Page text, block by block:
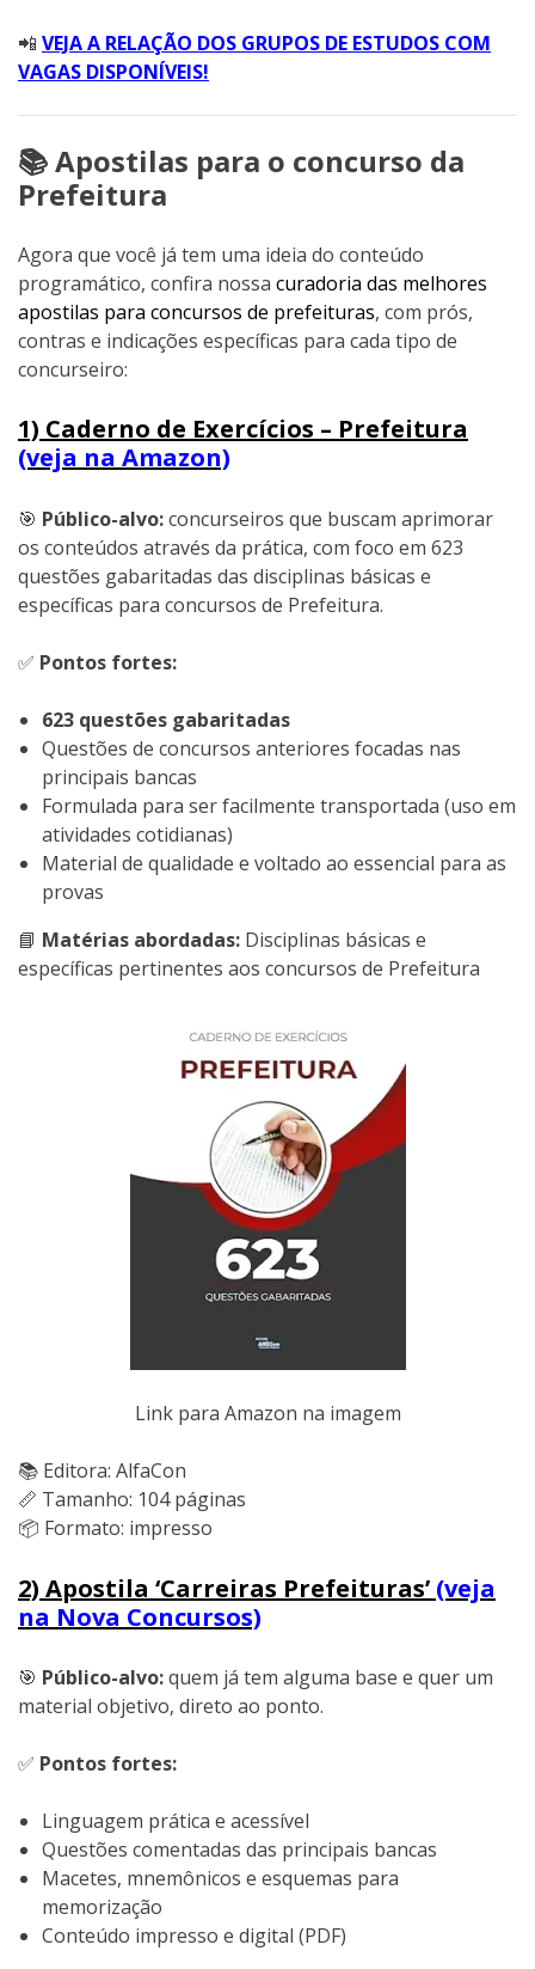
📲 VEJA A RELAÇÃO DOS GRUPOS DE ESTUDOS COM
VAGAS DISPONÍVEIS!
📚 Apostilas para o concurso da
Prefeitura
Agora que você já tem uma ideia do conteúdo
programático, confira nossa curadoria das melhores
apostilas para concursos de prefeituras, com prós,
contras e indicações específicas para cada tipo de
concurseiro:
1) Caderno de Exercícios – Prefeitura
(veja na Amazon)
🎯 Público-alvo:concurseiros que buscam aprimorar
os conteúdos através da prática, com foco em 623
questões gabaritadas das disciplinas básicas e
específicas para concursos de Prefeitura.
✅ Pontos fortes:
623 questões gabaritadas
Questões de concursos anteriores focadas nas
principais bancas
Formulada para ser facilmente transportada (uso em
atividades cotidianas)
Material de qualidade e voltado ao essencial para as
provas
📘 Matérias abordadas: Disciplinas básicas e
específicas pertinentes aos concursos de Prefeitura
Link para Amazon na imagem
📚 Editora: AlfaCon
📏 Tamanho: 104 páginas
📦 Formato: impresso
2) Apostila ‘Carreiras Prefeituras’ (veja
na Nova Concursos)
🎯 Público-alvo:quem já tem alguma base e quer um
material objetivo, direto ao ponto.
✅ Pontos fortes:
Linguagem prática e acessível
Questões comentadas das principais bancas
Macetes, mnemônicos e esquemas para
memorização
Conteúdo impresso e digital (PDF)